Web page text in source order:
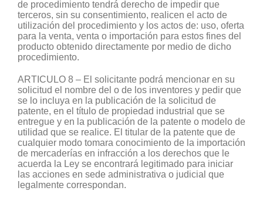
de procedimiento tendrá derecho de impedir que
terceros, sin su consentimiento, realicen el acto de
utilización del procedimiento y los actos de: uso, oferta
para la venta, venta o importación para estos fines del
producto obtenido directamente por medio de dicho
procedimiento.
ARTICULO 8 – El solicitante podrá mencionar en su
solicitud el nombre del o de los inventores y pedir que
se lo incluya en la publicación de la solicitud de
patente, en el título de propiedad industrial que se
entregue y en la publicación de la patente o modelo de
utilidad que se realice. El titular de la patente que de
cualquier modo tomara conocimiento de la importación
de mercaderías en infracción a los derechos que le
acuerda la Ley se encontrará legitimado para iniciar
las acciones en sede administrativa o judicial que
legalmente correspondan.